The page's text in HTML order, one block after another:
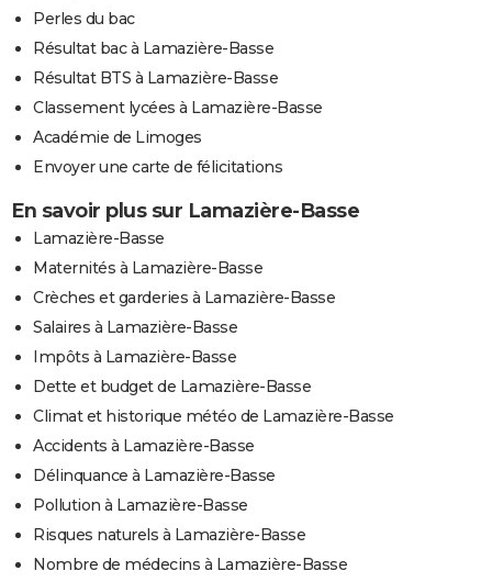
Perles du bac
Résultat bac à Lamazière-Basse
Résultat BTS à Lamazière-Basse
Classement lycées à Lamazière-Basse
Académie de Limoges
Envoyer une carte de félicitations
En savoir plus sur Lamazière-Basse
Lamazière-Basse
Maternités à Lamazière-Basse
Crèches et garderies à Lamazière-Basse
Salaires à Lamazière-Basse
Impôts à Lamazière-Basse
Dette et budget de Lamazière-Basse
Climat et historique météo de Lamazière-Basse
Accidents à Lamazière-Basse
Délinquance à Lamazière-Basse
Pollution à Lamazière-Basse
Risques naturels à Lamazière-Basse
Nombre de médecins à Lamazière-Basse